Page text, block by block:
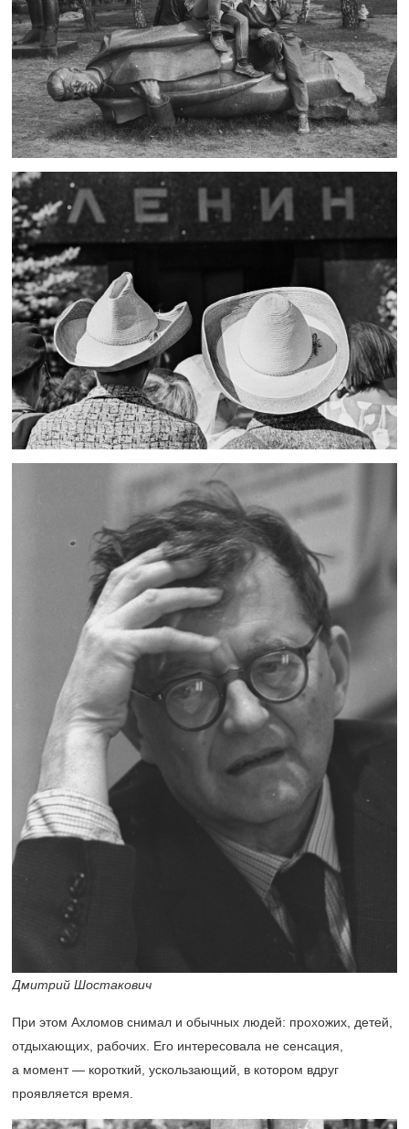
Дмитрий Шостакович
При этом Ахломов снимал и обычных людей: прохожих, детей,
отдыхающих, рабочих. Его интересовала не сенсация,
а момент — короткий, ускользающий, в котором вдруг
проявляется время.